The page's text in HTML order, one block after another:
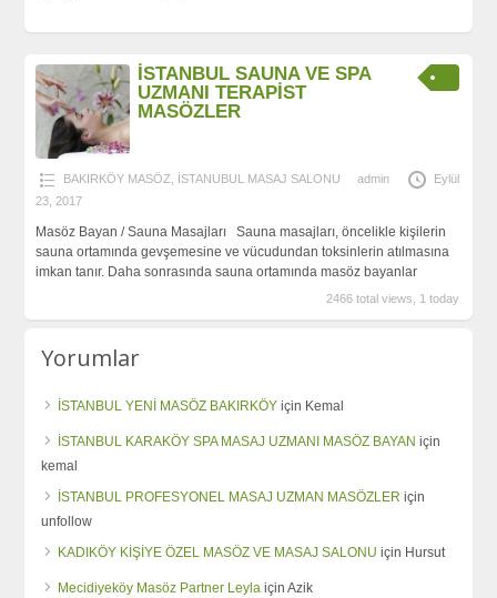
İSTANBUL SAUNA VE SPA
UZMANI TERAPİST
MASÖZLER
BAKIRKÖY MASÖZ İSTANUBUL MASAJ SALONU admin
Eylül
23, 2017
Masöz Bayan / Sauna Masajları Sauna masajları, öncelikle kişilerin
sauna ortamında gevşemesine ve vücudundan toksinlerin atılmasına
imkan tanır. Daha sonrasında sauna ortamında masöz bayanlar
2466 total views, 1 today
Yorumlar
İSTANBUL YENİ MASÖZ BAKIRKÖY için Kemal
İSTANBUL KARAKÖY SPA MASAJ UZMANI MASÖZ BAYAN için
kemal
İSTANBUL PROFESYONEL MASAJ UZMAN MASÖZLER için
unfollow
KADIKÖY KİŞİYE ÖZEL MASÖZ VE MASAJ SALONU için Hursut
Mecidiyeköy Masöz Partner Leyla içinAzik